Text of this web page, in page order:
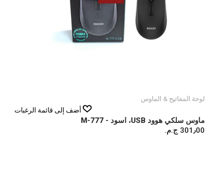
لوحة المفاتيح & الماوس
أضف إلى قائمة الرغبات
ماوس سلكي هوود USB، اسود - M-777
301٫00 ج.م.‏